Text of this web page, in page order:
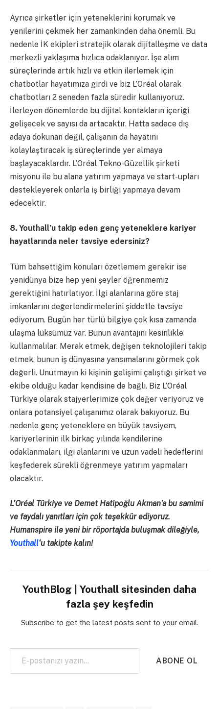
Ayrıca şirketler için yeteneklerini korumak ve
yenilerini çekmek her zamankinden daha önemli. Bu
nedenle İK ekipleri stratejik olarak dijitalleşme ve data
merkezli yaklaşıma hızlıca odaklanıyor. İşe alım
süreçlerinde artık hızlı ve etkin ilerlemek için
chatbotlar hayatımıza girdi ve biz L’Oréal olarak
chatbotları 2 seneden fazla süredir kullanıyoruz.
İlerleyen dönemlerde bu dijital kontakların içeriği
gelişecek ve sayısı da artacaktır. Hatta sadece dış
adaya dokunan değil, çalışanın da hayatını
kolaylaştıracak iş süreçlerinde yer almaya
başlayacaklardır. L’Oréal Tekno-Güzellik şirketi
misyonu ile bu alana yatırım yapmaya ve start-upları
destekleyerek onlarla iş birliği yapmaya devam
edecektir.
8. Youthall’u takip eden genç yeteneklere kariyer
hayatlarında neler tavsiye edersiniz?
Tüm bahsettiğim konuları özetlemem gerekir ise
yenidünya bize hep yeni şeyler öğrenmemiz
gerektiğini hatırlatıyor. İlgi alanlarına göre staj
imkanlarını değerlendirmelerini şiddetle tavsiye
ediyorum. Bugün her türlü bilgiye çok kısa zamanda
ulaşma lüksümüz var. Bunun avantajını kesinlikle
kullanmalılar. Merak etmek, değişen teknolojileri takip
etmek, bunun iş dünyasına yansımalarını görmek çok
değerli. Unutmayın ki kişinin gelişimi çalıştığı şirket ve
ekibe olduğu kadar kendisine de bağlı. Biz L’Oréal
Türkiye olarak stajyerlerimize çok değer veriyoruz ve
onlara potansiyel çalışanımız olarak bakıyoruz. Bu
nedenle genç yeteneklere en büyük tavsiyem,
kariyerlerinin ilk birkaç yılında kendilerine
odaklanmaları, ilgi alanlarını ve uzun vadeli hedeflerini
keşfederek sürekli öğrenmeye yatırım yapmaları
olacaktır.
L’Oréal Türkiye ve Demet Hatipoğlu Akman’a bu samimi
ve faydalı yanıtları için çok teşekkür ediyoruz.
Humanspire ile yeni bir röportajda buluşmak dileğiyle,
Youthall‘u takipte kalın!
YouthBlog | Youthall sitesinden daha
fazla şey keşfedin
Subscribe to get the latest posts sent to your email.
E-postanızı yazın…
ABONE OL